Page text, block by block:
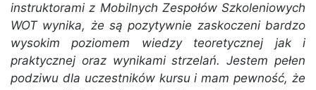
instruktorami z Mobilnych Zespołów Szkoleniowych
WOT wynika, że są pozytywnie zaskoczeni bardzo
wysokim poziomem wiedzy teoretycznej jak i
praktycznej oraz wynikami strzelań. Jestem pełen
podziwu dla uczestników kursu i mam pewność, że